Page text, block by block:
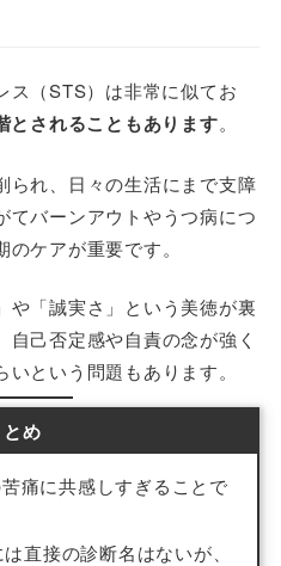
ス（STS）は非常に似てお
とされることもあります。
られ、日々の生活にまで支障
てバーンアウトやうつ病につ
ケアが重要です。
や「誠実さ」という美徳が裏
己否定感や自責の念が強く
という問題もあります。
とめ
痛に共感しすぎることで
直接の診断名はないが、